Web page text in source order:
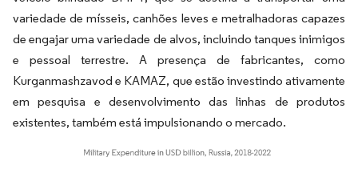
variedade de mísseis, canhões leves e metralhadoras capazes
de engajar uma variedade de alvos, incluindo tanques inimigos
e pessoal terrestre. A presença de fabricantes, como
Kurganmashzavod e KAMAZ, que estão investindo ativamente
em pesquisa e desenvolvimento das linhas de produtos
existentes, também está impulsionando o mercado.